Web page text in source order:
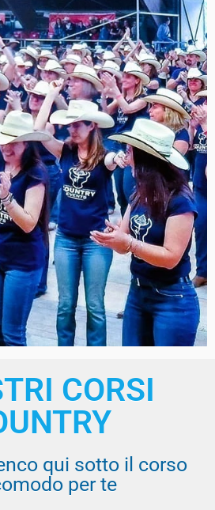
CORSI
qui sotto il corso
per te